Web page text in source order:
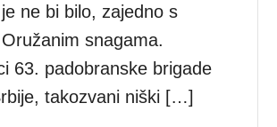
ne bi bilo, zajedno s
snagama.
63. padobranske brigade
takozvani niški […]